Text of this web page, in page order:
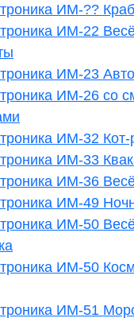
ИМ-??
ИМ-22
ИМ-23
ИМ-26 со
ИМ-32
ИМ-33
ИМ-36
ИМ-49
ИМ-50
ИМ-50
ИМ-51